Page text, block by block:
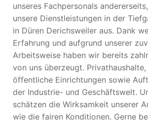
unseres Fachpersonals
unsere Dienstleistungen in der
in Düren Derichsweiler aus. Dank
Erfahrung und aufgrund unserer
Arbeitsweise haben wir bereits
von uns überzeugt. Privathaushalte,
öffentliche Einrichtungen sowie
der Industrie- und Geschäftswelt.
schätzen die Wirksamkeit unserer
wie die fairen Konditionen. Gerne